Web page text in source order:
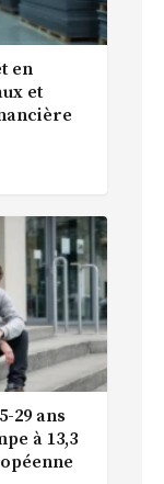
en
et
29 ans
à 13,3